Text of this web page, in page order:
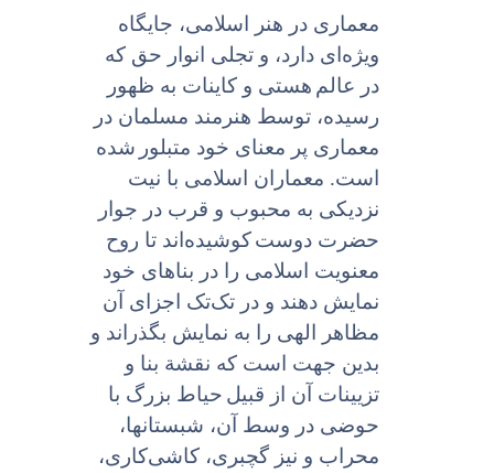
معماری در هنر اسلامی، جایگاه
ویژه‌اى دارد، و تجلى انوار حق که
در عالم هستى و کاینات به ظهور
رسیده، توسط هنرمند مسلمان در
معمارى پر معناى خود متبلور شده
است. معماران اسلامى با نیت
نزدیکى به محبوب و قرب در جوار
حضرت دوستکوشیده‌اند تا روح
معنویت اسلامى را در بناهاى خود
نمایش دهند و در تک‌تک اجزاى آن
مظاهر الهى را به نمایش بگذراند و
بدین جهت است که نقشة بنا و
تزیینات آن از قبیل حیاط بزرگ با
حوضى در وسط آن، شبستانها،
محراب و نیز گچبری، کاشی‌کاری،